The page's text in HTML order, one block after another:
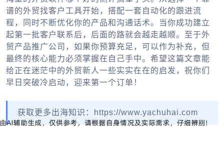
谱的外贸找客户工具开始，搭配一套自动化的跟进流
程，同时不断优化你的产品和沟通话术。当你成功建立
起第一批客户联系后，后面的路就会越走越顺。至于外
贸产品推广公司 ，如果你预算充足，可以作为补充，但
最终的核心能力必须掌握在自己手中。希望这篇文章能
给正在迷茫中的外贸新人一些实实在在的启发，祝你们
早日突破冷启动，迎来第一个订单！
获取更多出海知识：https://www.yachuhai.com